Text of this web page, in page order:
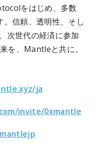
をはじめ、多数
。信頼、透明性、そし
次世代の経済に参加
を、Mantleと共に。
ja
invite/0xmantle